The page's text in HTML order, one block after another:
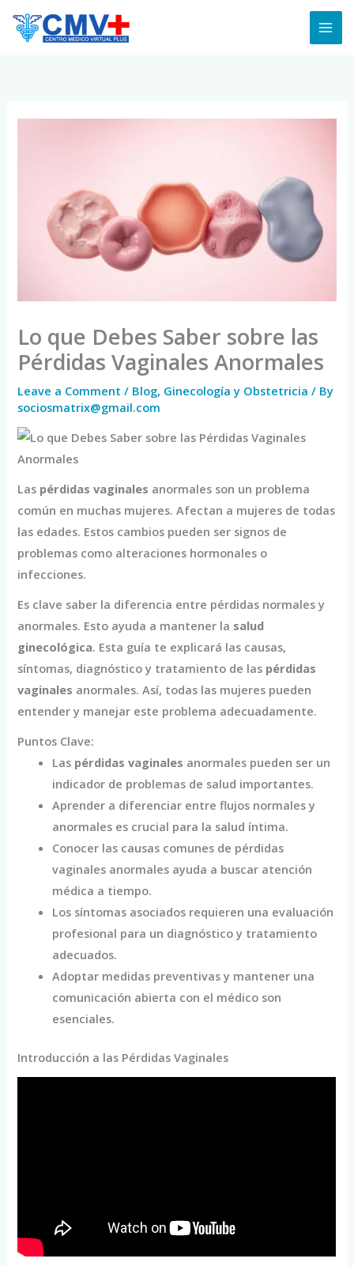
Lo que Debes Saber sobre las
Pérdidas Vaginales Anormales
Leave a Comment / Blog, Ginecología y Obstetricia / By
sociosmatrix@gmail.com
Las pérdidas vaginales anormales son un problema
común en muchas mujeres. Afectan a mujeres de todas
las edades. Estos cambios pueden ser signos de
problemas como alteraciones hormonales o
infecciones.
Es clave saber la diferencia entre pérdidas normales y
anormales. Esto ayuda a mantener la salud
ginecológica. Esta guía te explicará las causas,
síntomas, diagnóstico y tratamiento de las pérdidas
vaginales anormales. Así, todas las mujeres pueden
entender y manejar este problema adecuadamente.
Puntos Clave:
Las pérdidas vaginales anormales pueden ser un
indicador de problemas de salud importantes.
Aprender a diferenciar entre flujos normales y
anormales es crucial para la salud íntima.
Conocer las causas comunes de pérdidas
vaginales anormales ayuda a buscar atención
médica a tiempo.
Los síntomas asociados requieren una evaluación
profesional para un diagnóstico y tratamiento
adecuados.
Adoptar medidas preventivas y mantener una
comunicación abierta con el médico son
esenciales.
Introducción a las Pérdidas Vaginales